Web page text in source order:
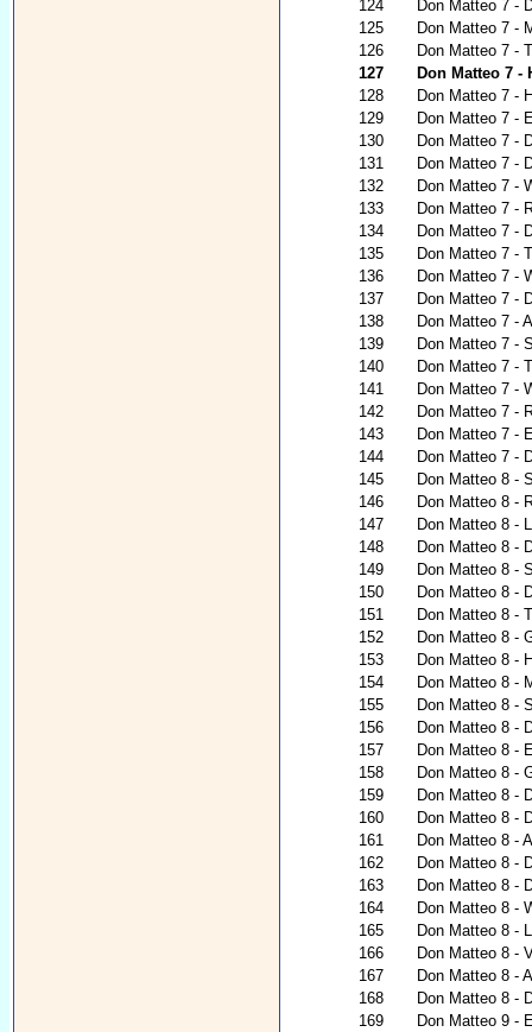
124
Don Matteo 7 -
125
Don Matteo 7 -
126
Don Matteo 7 -
127
Don Matteo 7 -
128
Don Matteo 7 -
129
Don Matteo 7 -
130
Don Matteo 7 -
131
Don Matteo 7 -
132
Don Matteo 7 -
133
Don Matteo 7 -
134
Don Matteo 7 -
135
Don Matteo 7 -
136
Don Matteo 7 -
137
Don Matteo 7 -
138
Don Matteo 7 -
139
Don Matteo 7 -
140
Don Matteo 7 -
141
Don Matteo 7 -
142
Don Matteo 7 -
143
Don Matteo 7 -
144
Don Matteo 7 -
145
Don Matteo 8 -
146
Don Matteo 8 -
147
Don Matteo 8 -
148
Don Matteo 8 -
149
Don Matteo 8 -
150
Don Matteo 8 -
151
Don Matteo 8 -
152
Don Matteo 8 -
153
Don Matteo 8 -
154
Don Matteo 8 -
155
Don Matteo 8 -
156
Don Matteo 8 -
157
Don Matteo 8 -
158
Don Matteo 8 -
159
Don Matteo 8 -
160
Don Matteo 8 -
161
Don Matteo 8 -
162
Don Matteo 8 -
163
Don Matteo 8 -
164
Don Matteo 8 -
165
Don Matteo 8 -
166
Don Matteo 8 -
167
Don Matteo 8 -
168
Don Matteo 8 -
169
Don Matteo 9 -